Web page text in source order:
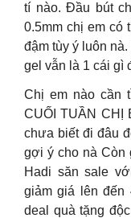
tí nào. Đầu bút
0.5mm chị em có
đậm tùy ý luôn
gel vẫn là 1 cái gì
Chị em nào cần
CUỐI TUẦN CHỊ
chưa biết đi đâu
gợi ý cho nà Còn
Hadi săn sale
giảm giá lên đến
deal quà tặng